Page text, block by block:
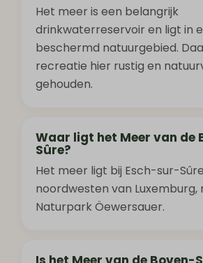
Het meer is een belangrijk
drinkwaterreservoir en ligt in
beschermd natuurgebied.
recreatie hier rustig en
gehouden.
Waar ligt het Meer van de
Sûre?
Het meer ligt bij Esch-sur-
noordwesten van Luxemburg,
Naturpark Öewersauer.